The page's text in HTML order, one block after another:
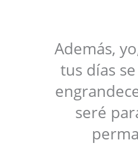
Además,
tus días
seré